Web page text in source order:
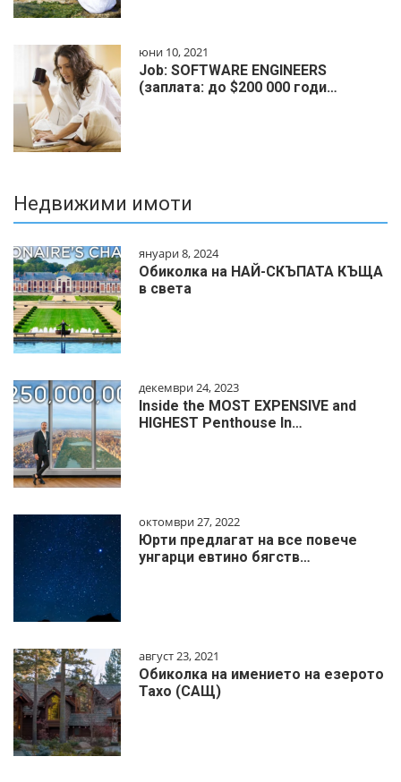
юни 10, 2021
Job: SOFTWARE ENGINEERS
(заплата: до $200 000 годи…
Недвижими имоти
януари 8, 2024
Обиколка на НАЙ-СКЪПАТА КЪЩА
в света
декември 24, 2023
Inside the MOST EXPENSIVE and
HIGHEST Penthouse In…
октомври 27, 2022
Юрти предлагат на все повече
унгарци евтино бягств…
август 23, 2021
Обиколка на имението на езерото
Тахо (САЩ)